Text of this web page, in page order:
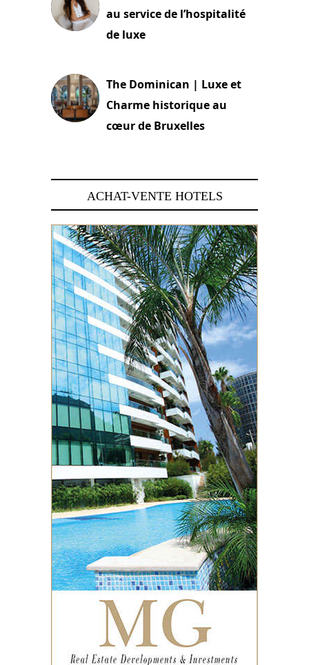
au service de l’hospitalité
de luxe
The Dominican | Luxe et
Charme historique au
cœur de Bruxelles
ACHAT-VENTE HOTELS